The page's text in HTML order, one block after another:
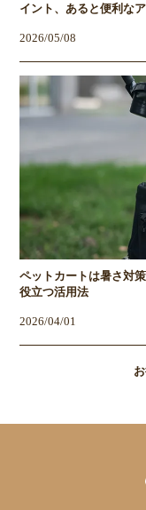
イント、あると便利な
2026/05/08
ペットカートは暑さ対
役立つ活用法
2026/04/01